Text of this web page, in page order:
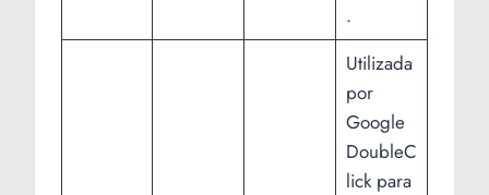
.
Utilizada
por
Google
DoubleC
lick para